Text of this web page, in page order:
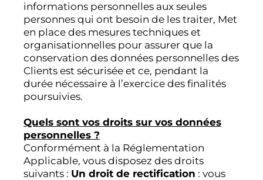
informations personnelles aux seules
personnes qui ont besoin de les traiter, Met
en place des mesures techniques et
organisationnelles pour assurer que la
conservation des données personnelles des
Clients est sécurisée et ce, pendant la
durée nécessaire à l’exercice des finalités
poursuivies.
Quels sont vos droits sur vos données
personnelles ?
Conformément à la Réglementation
Applicable, vous disposez des droits
suivants : Un droit de rectification : vous